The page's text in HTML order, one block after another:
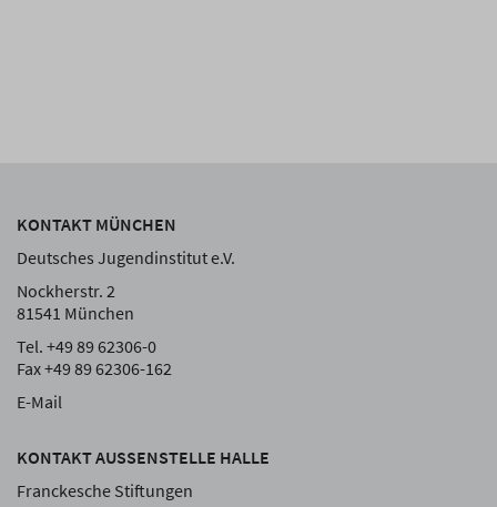
KONTAKT MÜNCHEN
Deutsches Jugendinstitut e.V.
Nockherstr. 2
81541 München
Tel. +49 89 62306-0
Fax +49 89 62306-162
E-Mail
KONTAKT AUSSENSTELLE HALLE
Franckesche Stiftungen